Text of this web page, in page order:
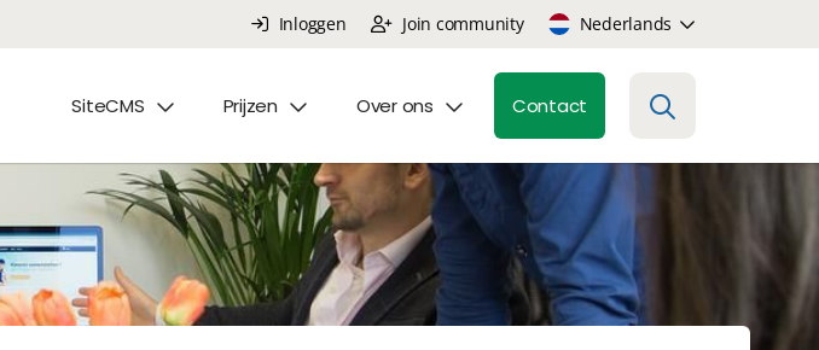
Inloggen Join community Nederlands
SiteCMS Prijzen Over ons Contact